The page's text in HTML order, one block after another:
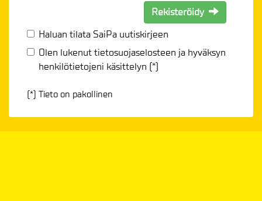
Rekisteröidy
Haluan tilata SaiPa uutiskirjeen
Olen lukenuttietosuojaselosteen ja hyväksyn
henkilötietojeni käsittelyn (*)
(*) Tieto on pakollinen